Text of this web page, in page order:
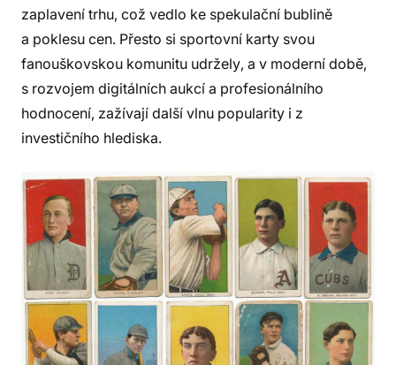
zaplavení trhu, což vedlo ke spekulační bublině
a poklesu cen. Přesto si sportovní karty svou
fanouškovskou komunitu udržely, a v moderní době,
s rozvojem digitálních aukcí a profesionálního
hodnocení, zažívají další vlnu popularity i z
investičního hlediska.